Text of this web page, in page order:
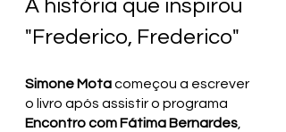
A história que inspirou
"Frederico, Frederico"
Simone Mota começou a escrever
o livro após assistir o programa
Encontro com Fátima Bernardes